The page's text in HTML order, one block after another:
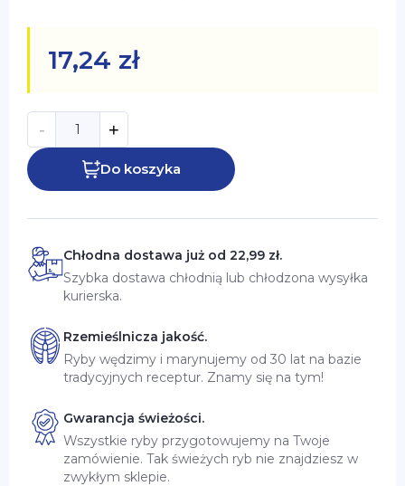
17,24 zł
- +
Do koszyka
Chłodna dostawa już od 22,99 zł.
Szybka dostawa chłodnią lub chłodzona wysyłka
kurierska.
Rzemieślnicza jakość.
Ryby wędzimy i marynujemy od 30 lat na bazie
tradycyjnych receptur. Znamy się na tym!
Gwarancja świeżości.
Wszystkie ryby przygotowujemy na Twoje
zamówienie. Tak świeżych ryb nie znajdziesz w
zwykłym sklepie.